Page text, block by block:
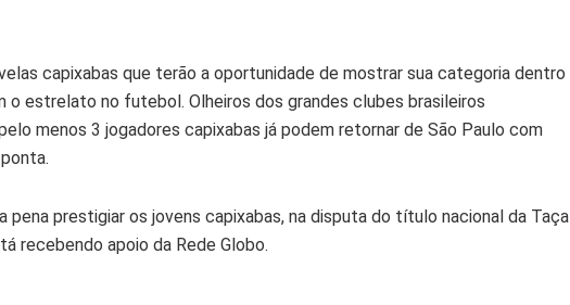
capixabas que terão a oportunidade de mostrar sua categoria dentro
o estrelato no futebol. Olheiros dos grandes clubes brasileiros
menos 3 jogadores capixabas já podem retornar de São Paulo com
pena prestigiar os jovens capixabas, na disputa do título nacional da Taça
recebendo apoio da Rede Globo.